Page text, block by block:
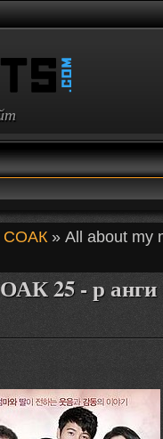
СОАК » All about my
25 - р анги